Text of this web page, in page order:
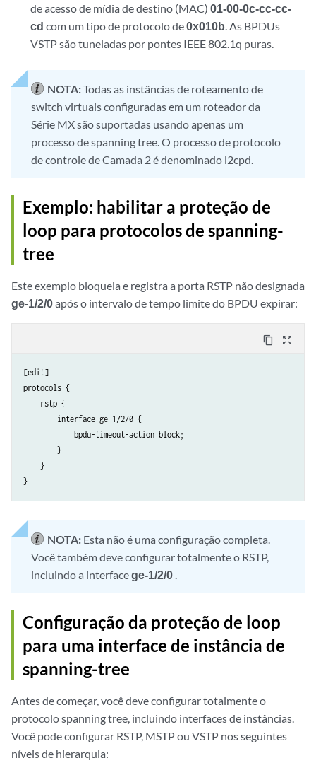
de acesso de mídia de destino (MAC)01-00-0c-cc-cc-
cd com um tipo de protocolo de0x010b. As BPDUs
VSTP são tuneladas por pontes IEEE 802.1q puras.
NOTA:Todas as instâncias de roteamento de
switch virtuais configuradas em um roteador da
Série MX são suportadas usando apenas um
processo de spanning tree. O processo de protocolo
de controle de Camada 2 é denominado l2cpd.
Exemplo: habilitar a proteção de
loop para protocolos de spanning-
tree
Este exemplo bloqueia e registra a porta RSTP não designada
ge-1/2/0após o intervalo de tempo limite do BPDU expirar:
content_copy zoom_out_map
[edit]
protocols {
    rstp {
        interface ge-1/2/0 {
            bpdu-timeout-action block;
        }
    }
NOTA: Esta não é uma configuração completa.
Você também deve configurar totalmente o RSTP,
incluindo a interfacege-1/2/0 .
Configuração da proteção de loop
para uma interface de instância de
spanning-tree
Antes de começar, você deve configurar totalmente o
protocolo spanning tree, incluindo interfaces de instâncias.
Você pode configurar RSTP, MSTP ou VSTP nos seguintes
níveis de hierarquia: